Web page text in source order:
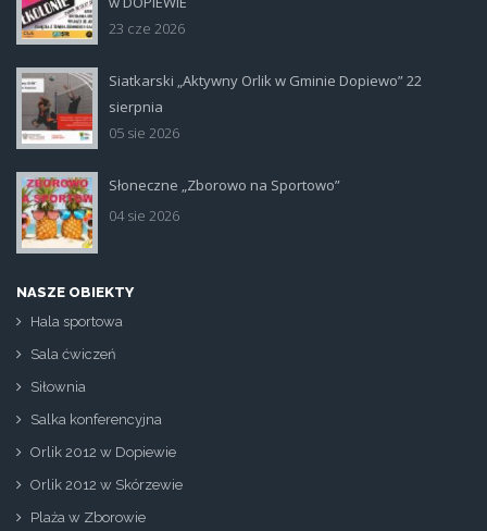
23 cze 2026
siatka_poziom.jpg
Siatkarski „Aktywny Orlik w Gminie Dopiewo” 22
sierpnia
05 sie 2026
Słoneczne „Zborowo na Sportowo”
04 sie 2026
NASZE OBIEKTY
Hala sportowa
Sala ćwiczeń
Siłownia
Salka konferencyjna
Orlik 2012 w Dopiewie
Orlik 2012 w Skórzewie
Plaża w Zborowie